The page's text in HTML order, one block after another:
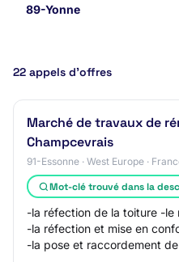
89-Yonne
22 appels d’offres
Marché de travaux de
Champcevrais
91-Essonne · West Europe ·
Mot-clé trouvé dans la
-la réfection de la toiture -le
-la réfection et mise en
-la pose et raccordement